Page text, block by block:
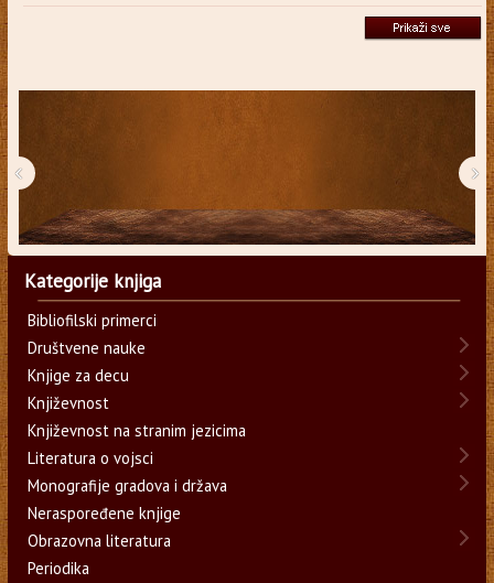
‹ ›
Kategorije knjiga
Bibliofilski primerci
Društvene nauke
Knjige za decu
Književnost
Književnost na stranim jezicima
Literatura o vojsci
Monografije gradova i država
Neraspoređene knjige
Obrazovna literatura
Periodika